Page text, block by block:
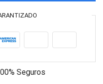
Seguros